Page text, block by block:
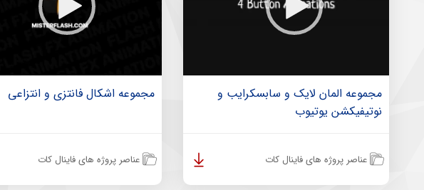
مجموعه المان لایک و سابسکرایب و
نوتیفیکشن یوتیوب
عناصر پروژه های فاینال کات
مجموعه اشکال فانتزی و انتزاعی
عناصر پروژه های فاینال کات